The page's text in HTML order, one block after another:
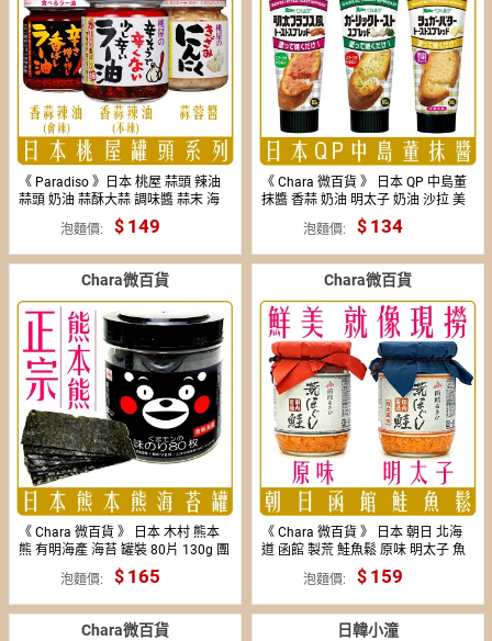
《 Paradiso 》日本 桃屋 蒜頭 辣油
蒜頭 奶油 蒜酥大蒜 調味醬 蒜末 海
泡麵價 149
《 Chara 微百貨 》 日本 QP 中島董
抹醬 香蒜 奶油 明太子 奶油 沙拉 美
泡麵價 134
Chara微百貨
《 Chara 微百貨 》 日本 木村 熊本
熊 有明海產 海苔 罐裝 80片 130g 團
泡麵價 165
Chara微百貨
《 Chara 微百貨 》 日本 朝日 北海
道 函館 製荒 鮭魚鬆 原味 明太子 魚
卵 110g 團購 批發
泡麵價 159
Chara微百貨 日韓小潼